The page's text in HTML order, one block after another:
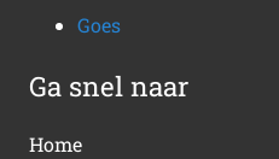
Goes
Ga snel naar
Home